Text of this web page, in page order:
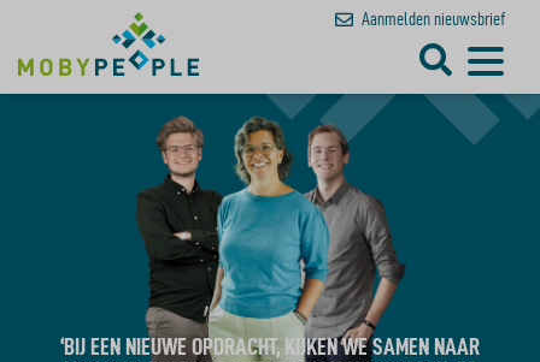
Aanmelden nieuwsbrief
‘HET SPREEKT ME AAN OM TELKENS OP NIEUWE